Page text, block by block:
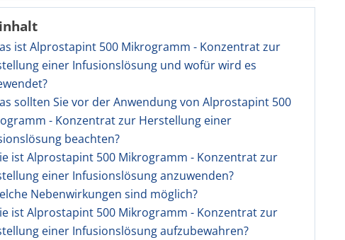
ist Alprostapint 500 Mikrogramm - Konzentrat zur
einer Infusionslösung und wofür wird es
sollten Sie vor der Anwendung von Alprostapint 500
- Konzentrat zur Herstellung einer
beachten?
ist Alprostapint 500 Mikrogramm - Konzentrat zur
einer Infusionslösung anzuwenden?
Nebenwirkungen sind möglich?
ist Alprostapint 500 Mikrogramm - Konzentrat zur
einer Infusionslösung aufzubewahren?